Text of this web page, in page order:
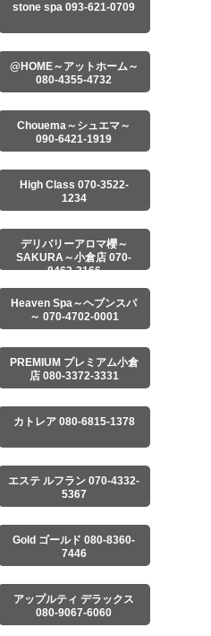
stone spa 093-621-0709
@HOME～アットホーム～
080-4355-4732
Chouema～シュエマ～
090-6421-1919
High Class 070-3522-
1234
デリバリーアロマ櫻～
SAKURA～小倉店 070-
8462-3166
Heaven Spa～ヘブンスパ
～ 070-4702-0001
PREMIUM プレミアム小倉
店 080-3372-3331
カトレア 080-6815-1378
エステ ルフラン 070-4332-
5367
Gold ゴールド 080-8360-
7446
アップルティ デラックス
080-9067-6060